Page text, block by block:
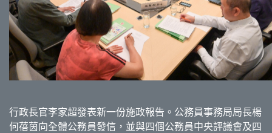
行政長官李家超發表新一份施政報告。公務員事務局局長楊
何蓓茵向全體公務員發信，並與四個公務員中央評議會及四